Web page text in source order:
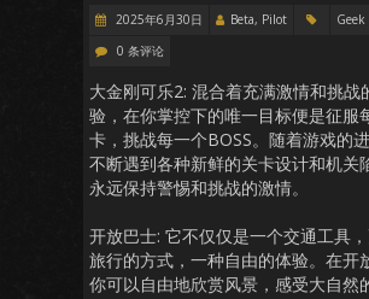
2025年6月30日 Beta, Pilot
Geek
0 条评论
大金刚可乐2: 混合着充满激情和挑战
验，在你掌控下的唯一目标便是征服
卡，挑战每一个BOSS。随着游戏的
不断遇到各种新鲜的关卡设计和机关
永远保持警惕和挑战的激情。
开放巴士: 它不仅仅是一个交通工具
旅行的方式，一种自由的体验。在开
你可以自由地欣赏风景，感受大自然